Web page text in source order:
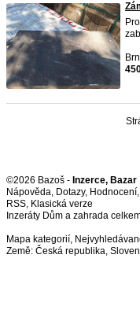
©2026 Bazoš - Inzerce, Bazar
Nápověda, Dotazy, Hodnocení,
RSS,
Inzeráty Dům a zahrada
Mapa kategorií,
Země: Česká republika,